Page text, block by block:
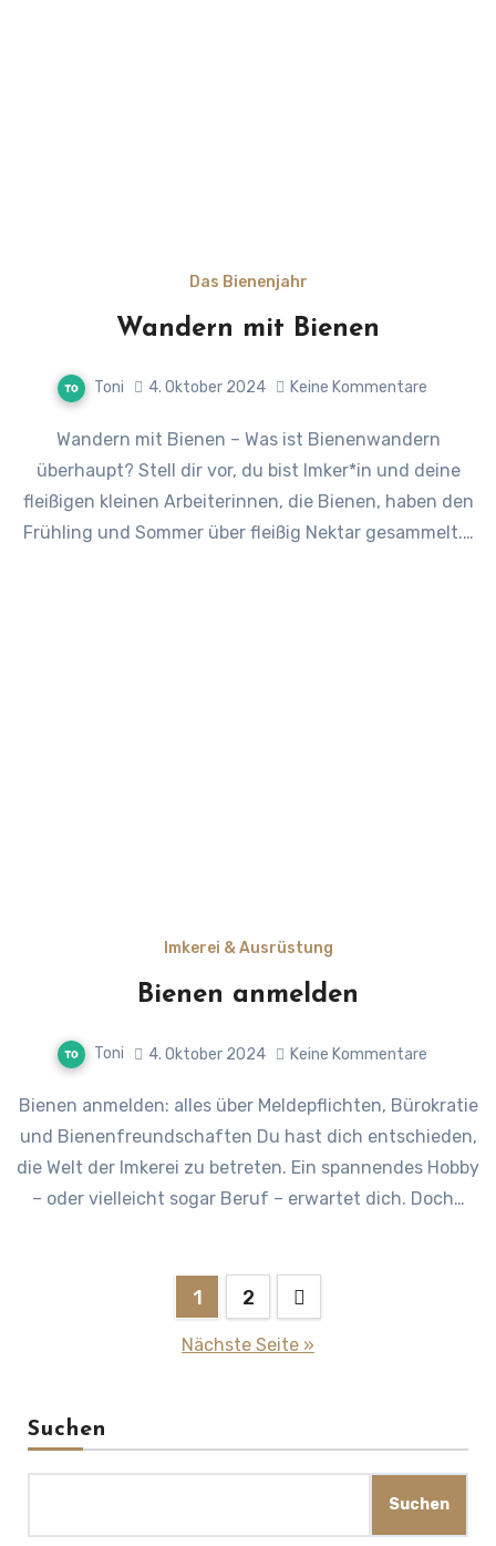
Das Bienenjahr
Wandern mit Bienen
Toni 4. Oktober 2024 Keine Kommentare
Wandern mit Bienen – Was ist Bienenwandern
überhaupt? Stell dir vor, du bist Imker*in und deine
fleißigen kleinen Arbeiterinnen, die Bienen, haben den
Frühling und Sommer über fleißig Nektar gesammelt.…
Imkerei & Ausrüstung
Bienen anmelden
Toni 4. Oktober 2024 Keine Kommentare
und Bienenfreundschaften Du hast dich entschieden,
die Welt der Imkerei zu betreten. Ein spannendes Hobby
– oder vielleicht sogar Beruf – erwartet dich. Doch…
Seitennummerierung
1 2
Nächste Seite »
Suchen
Suchen